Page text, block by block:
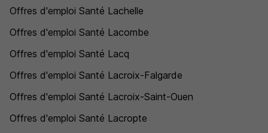
Offres d'emploi Santé Lachelle
Offres d'emploi Santé Lacombe
Offres d'emploi Santé Lacq
Offres d'emploi Santé Lacroix-Falgarde
Offres d'emploi Santé Lacroix-Saint-Ouen
Offres d'emploi Santé Lacropte